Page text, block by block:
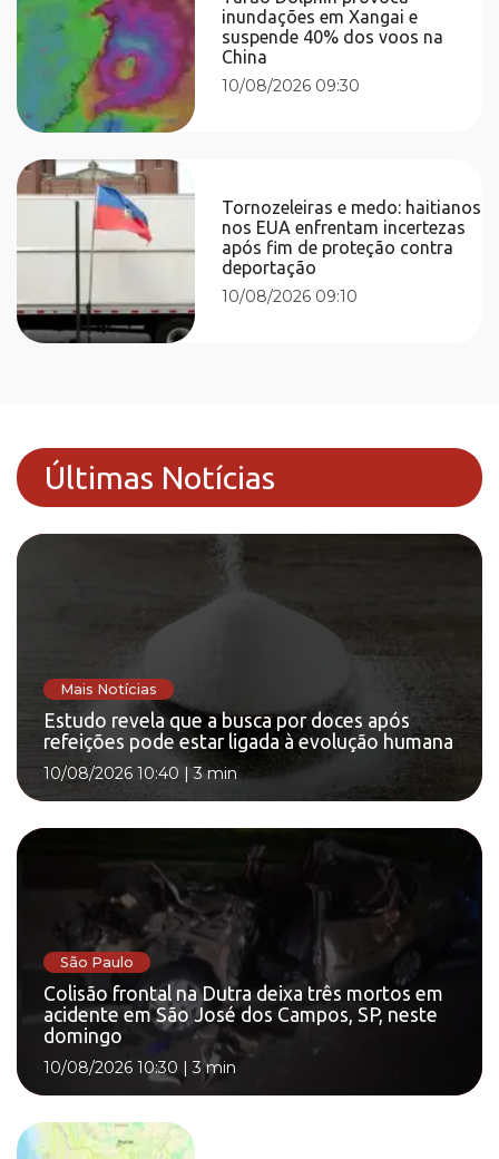
inundações em Xangai e
suspende 40% dos voos na
China
10/08/2026 09:30
Tornozeleiras e medo: haitianos
nos EUA enfrentam incertezas
após fim de proteção contra
deportação
10/08/2026 09:10
Últimas Notícias
Mais Notícias
Estudo revela que a busca por doces após
refeições pode estar ligada à evolução humana
10/08/2026 10:40 |3 min
São Paulo
Colisão frontal na Dutra deixa três mortos em
acidente em São José dos Campos, SP, neste
domingo
10/08/2026 10:30 |3 min